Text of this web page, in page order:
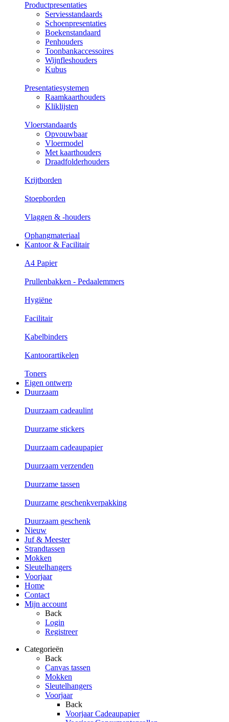
Productpresentaties
Serviesstandaards
Schoenpresentaties
Boekenstandaard
Penhouders
Toonbankaccessoires
Wijnfleshouders
Kubus
Presentatiesystemen
Raamkaarthouders
Kliklijsten
Vloerstandaards
Opvouwbaar
Vloermodel
Met kaarthouders
Draadfolderhouders
Krijtborden
Stoepborden
Vlaggen & -houders
Ophangmateriaal
Kantoor & Facilitair
A4 Papier
Prullenbakken - Pedaalemmers
Hygiëne
Facilitair
Kabelbinders
Kantoorartikelen
Toners
Eigen ontwerp
Duurzaam
Duurzaam cadeaulint
Duurzame stickers
Duurzaam cadeaupapier
Duurzaam verzenden
Duurzame tassen
Duurzame geschenkverpakking
Duurzaam geschenk
Nieuw
Juf & Meester
Strandtassen
Mokken
Sleutelhangers
Voorjaar
Home
Contact
Mijn account
Back
Login
Registreer
Categorieën
Back
Canvas tassen
Mokken
Sleutelhangers
Voorjaar
Back
Voorjaar Cadeaupapier